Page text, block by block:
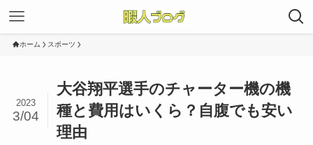
ホーム スポーツ
大谷翔平選手のチャーター機の機
種と費用はいくら？自腹でも安い
理由
2023
3/04